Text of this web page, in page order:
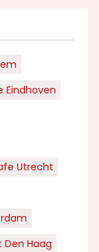
Eindhoven
Utrecht
Den Haag